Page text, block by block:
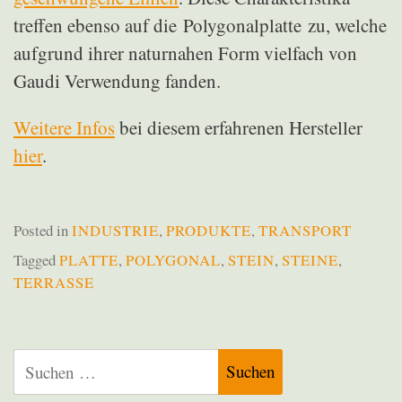
treffen ebenso auf die Polygonalplatte zu, welche
aufgrund ihrer naturnahen Form vielfach von
Gaudi Verwendung fanden.
Weitere Infosbei diesem erfahrenen Hersteller
hier.
Posted inINDUSTRIE, PRODUKTE, TRANSPORT
TaggedPLATTE, POLYGONAL, STEIN, STEINE,
TERRASSE
nach: